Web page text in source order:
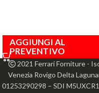
AGGIUNGI AL
PREVENTIVO
2021 Ferrari Forniture -
Venezia Rovigo Delta
01253290298 – SDI